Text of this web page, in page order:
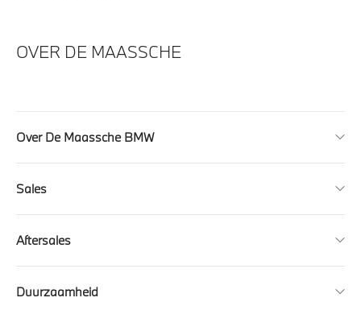
OVER DE MAASSCHE
Over De Maassche BMW
Sales
Aftersales
Duurzaamheid